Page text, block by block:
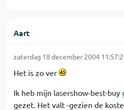
Aart
zaterdag 18 december 2004
Het is zo ver
Ik heb mijn lasershow-best-buy
gezet. Het valt -gezien de